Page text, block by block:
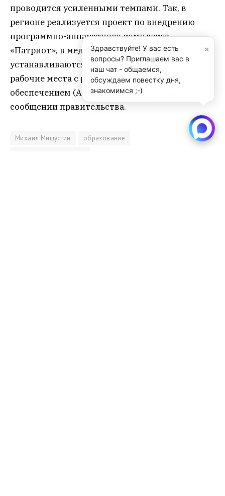
проводится усиленными темпами. Так, в
регионе реализуется проект по внедрению
программно-аппаратного комплекса
«Патриот», в медицинских учреждениях
устанавливаются автоматизированные
рабочие места с российским программным
обеспечением (Альт 8)” , – подчеркивается в
сообщении правительства.
Михаил Мишустин
образование
цифровые технологии
×
Здравствуйте! У вас есть
вопросы? Приглашаем вас в
наш чат - общаемся,
обсуждаем повестку дня,
знакомимся ;-)